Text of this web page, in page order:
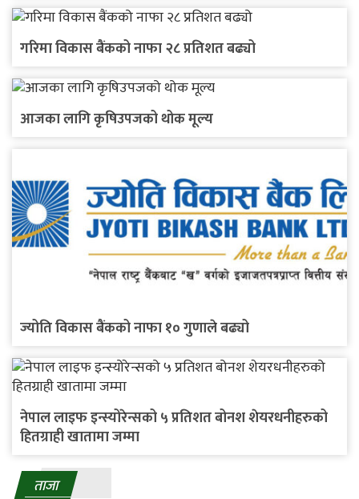
गरिमा विकास बैंकको नाफा २८ प्रतिशत बढ्यो
आजका लागि कृषिउपजको थोक मूल्य
ज्योति विकास बैंकको नाफा १० गुणाले बढ्यो
नेपाल लाइफ इन्स्योरेन्सको ५ प्रतिशत बोनश शेयरधनीहरुको
हितग्राही खातामा जम्मा
ताजा